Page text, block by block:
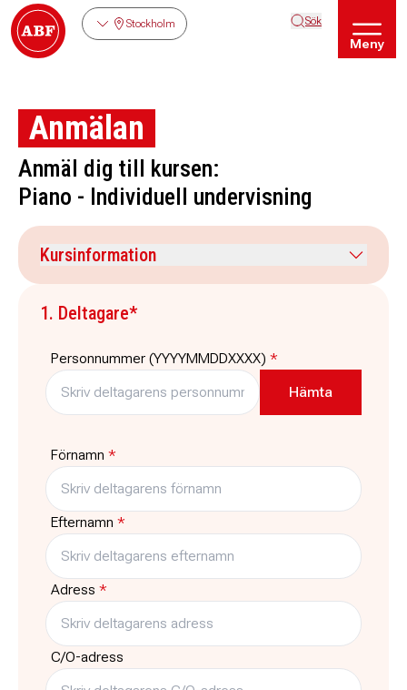
Stockholm Sök
Meny
Anmälan
Anmäl dig till kursen:
Piano - Individuell undervisning
Kursinformation
Kursdatum
3 november 2026
Tid
19:45 - 20:30
Plats
ABF-huset, Sveavägen 41
Stockholm
Typ
Kurs 6
1. Deltagare*
Personnummer (YYYYMMDDXXXX) *
Förnamn *
Efternamn *
Adress *
C/O-adress